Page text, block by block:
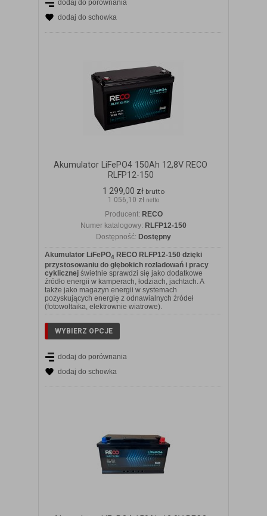
dodaj do porównania
dodaj do schowka
Akumulator LiFePO4 150Ah 12,8V RECO
RLFP12-150
1 299,00 zł brutto
1 056,10 zł netto
Producent: RECO
Numer katalogowy: RLFP12-150
Dostępność: Dostępny
Akumulator LiFePO4 RECO RLFP12-150 dzięki
przystosowaniu do głębokich rozładowań i pracy
cyklicznej świetnie sprawdzi się jako dodatkowe
źródło energii w kamperach, łodziach, jachtach. A
także jako magazyn energii w systemach
pozyskujących energię z odnawialnych źródeł
(fotowoltaika, elektrownie wiatrowe).
WYBIERZ OPCJE
dodaj do porównania
dodaj do schowka